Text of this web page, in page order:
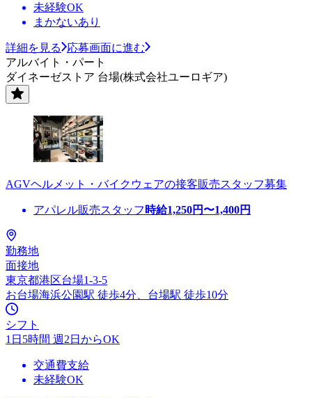
未経験OK
まかないあり
詳細を見る
応募画面に進む
アルバイト・パート
ダイネーゼストア 台場(株式会社ユーロギア)
AGVヘルメット・バイクウェアの接客販売スタッフ募集
アパレル販売スタッフ 時給1,250円〜1,400円
勤務地
面接地
東京都港区台場1-3-5
お台場海浜公園駅 徒歩4分、台場駅 徒歩10分
シフト
1日5時間 週2日からOK
交通費支給
未経験OK